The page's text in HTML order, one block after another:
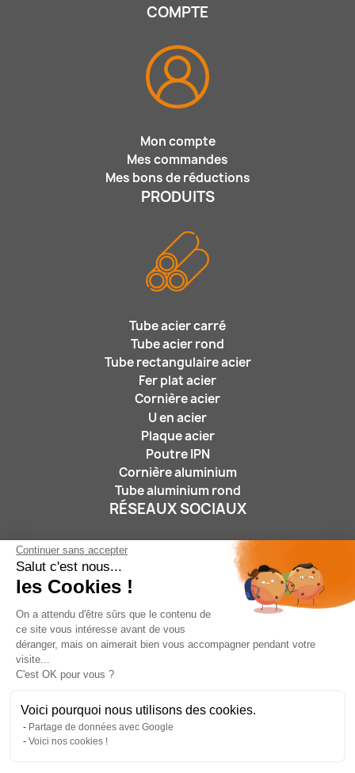
Continuer sans accepter
Salut c'est nous...
les Cookies !
On a attendu d'être sûrs que le contenu de
ce site vous intéresse avant de vous
déranger, mais on aimerait bien vous accompagner pendant votre
visite...
C'est OK pour vous ?
Voici pourquoi nous utilisons des cookies.
Partage de données avec Google
Voici nos cookies !
COMPTE
Mon compte
Mes commandes
Mes bons de réductions
PRODUITS
Tube acier carré
Tube acier rond
Tube rectangulaire acier
Fer plat acier
Cornière acier
U en acier
Plaque acier
Poutre IPN
Cornière aluminium
Tube aluminium rond
RÉSEAUX SOCIAUX
Nous suivre :
05 46 31 15 25 contact@leroidufer.fr